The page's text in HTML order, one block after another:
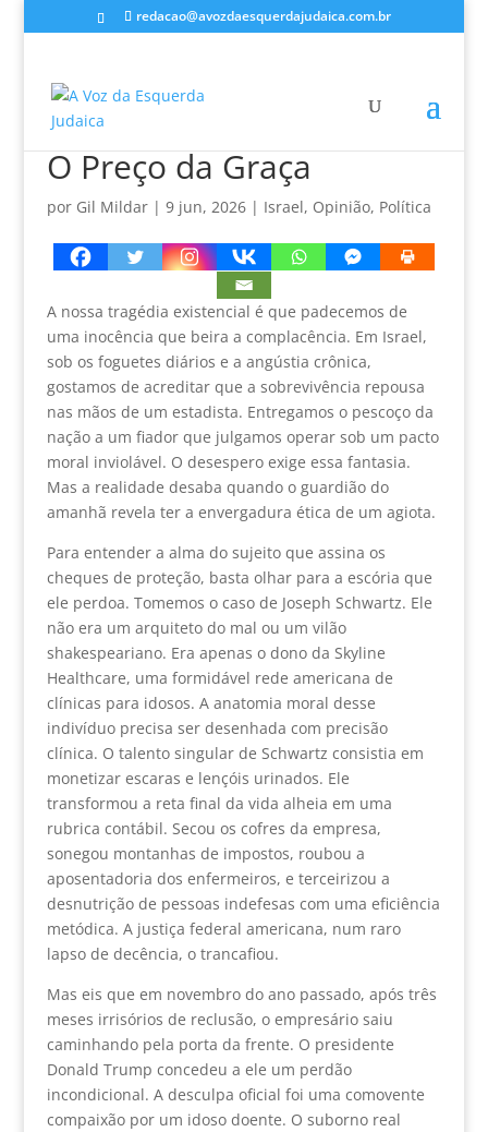
redacao@avozdaesquerdajudaica.com.br
O Preço da Graça
por Gil Mildar| 9 jun, 2026| Israel, Opinião, Política
A nossa tragédia existencial é que padecemos de
uma inocência que beira a complacência. Em Israel,
sob os foguetes diários e a angústia crônica,
gostamos de acreditar que a sobrevivência repousa
nas mãos de um estadista. Entregamos o pescoço da
nação a um fiador que julgamos operar sob um pacto
moral inviolável. O desespero exige essa fantasia.
Mas a realidade desaba quando o guardião do
amanhã revela ter a envergadura ética de um agiota.
Para entender a alma do sujeito que assina os
cheques de proteção, basta olhar para a escória que
ele perdoa. Tomemos o caso de Joseph Schwartz. Ele
não era um arquiteto do mal ou um vilão
shakespeariano. Era apenas o dono da Skyline
Healthcare, uma formidável rede americana de
clínicas para idosos. A anatomia moral desse
indivíduo precisa ser desenhada com precisão
clínica. O talento singular de Schwartz consistia em
monetizar escaras e lençóis urinados. Ele
transformou a reta final da vida alheia em uma
rubrica contábil. Secou os cofres da empresa,
sonegou montanhas de impostos, roubou a
aposentadoria dos enfermeiros, e terceirizou a
desnutrição de pessoas indefesas com uma eficiência
metódica. A justiça federal americana, num raro
lapso de decência, o trancafiou.
Mas eis que em novembro do ano passado, após três
meses irrisórios de reclusão, o empresário saiu
caminhando pela porta da frente. O presidente
Donald Trump concedeu a ele um perdão
incondicional. A desculpa oficial foi uma comovente
compaixão por um idoso doente. O suborno real